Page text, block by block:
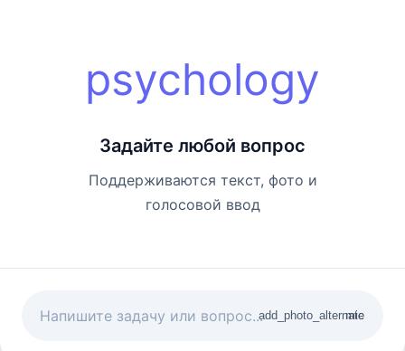
psychology
Задайте любой вопрос
Поддерживаются текст, фото и
голосовой ввод
add_photo_alternate
mic